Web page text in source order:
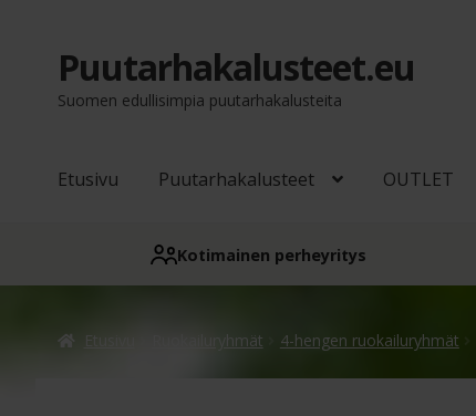
Siirry
navigointiin
Siirry
sisältöön
Puutarhakalusteet.eu
Suomen edullisimpia puutarhakalusteita
Etusivu Puutarhakalusteet OUTLET
Kotimainen perheyritys
Etusivu Ruokailuryhmät 4-hengen ruokailuryhmät